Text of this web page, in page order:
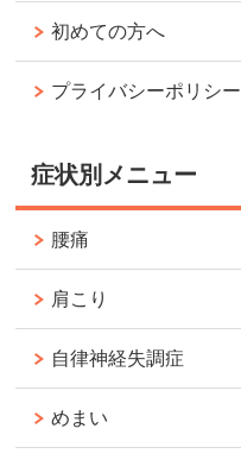
初めての方へ
プライバシーポリシー
症状別メニュー
腰痛
肩こり
自律神経失調症
めまい